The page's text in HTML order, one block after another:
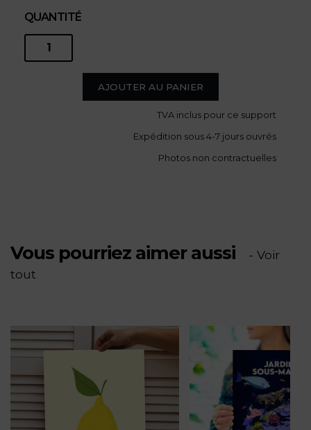
QUANTITÉ
quantité
AJOUTER AU PANIER
TVA inclus pour ce support
Expédition sous 4-7 jours ouvrés
Photos non contractuelles
Vous pourriez aimer aussi
- Voir
tout